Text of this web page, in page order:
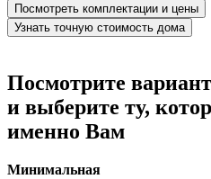
Посмотреть комплектации и цены
Узнать точную стоимость дома
Посмотрите
и выберите ту,
именно Вам
Минимальная